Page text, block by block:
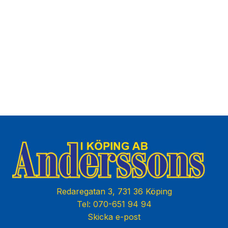
Redaregatan 3, 731 36 Köping
Tel: 070-651 94 94
Skicka e-post